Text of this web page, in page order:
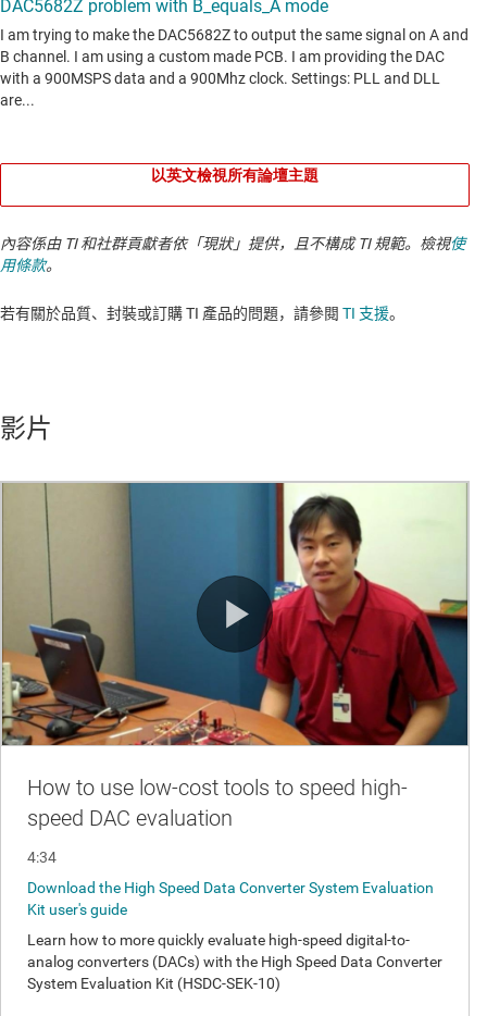
以英文檢視所有論壇主題
內容係由 TI 和社群貢獻者依「現狀」提供，且不構成 TI 規範。檢視使
用條款。
若有關於品質、封裝或訂購 TI 產品的問題，請參閱 TI 支援。​​​​​​​​​​​​​​
影片